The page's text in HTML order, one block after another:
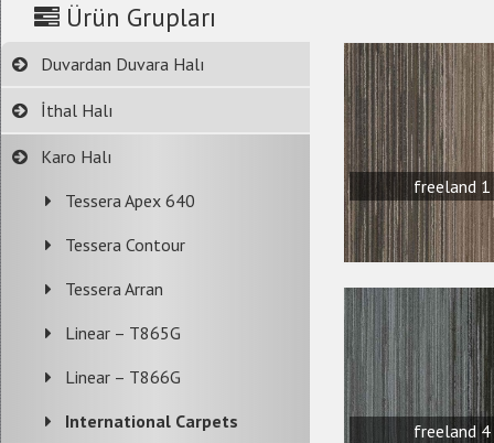
Ürün Grupları
Duvardan Duvara Halı
İthal Halı
Karo Halı
Tessera Apex 640
Tessera Contour
Tessera Arran
Linear – T865G
Linear – T866G
International Carpets
freeland 1
freeland 4